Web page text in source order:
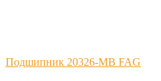
Подшипник 20326-MB FAG